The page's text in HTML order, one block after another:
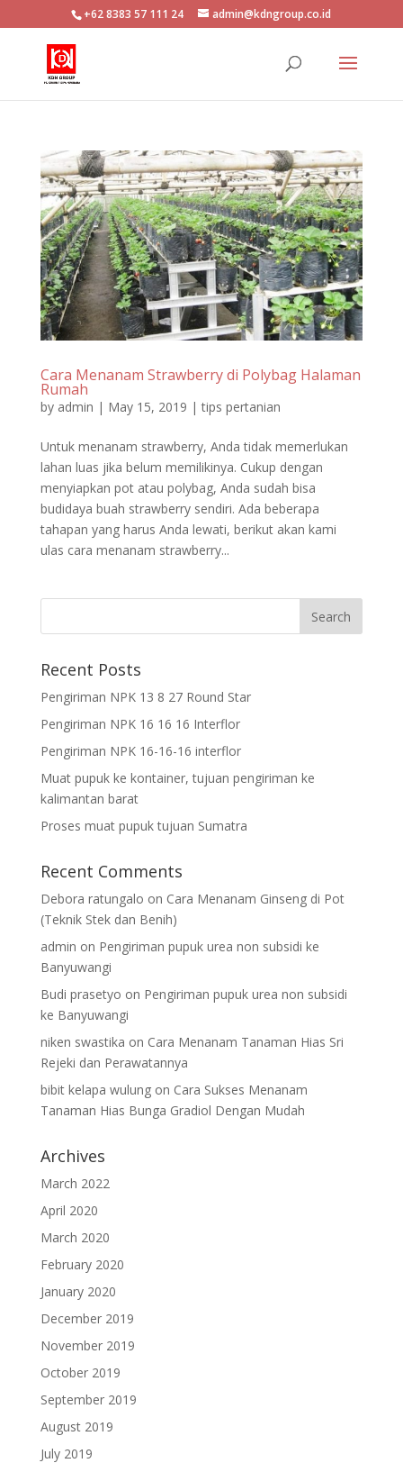
+62 8383 57 111 24 admin@kdngroup.co.id
Cara Menanam Strawberry di Polybag Halaman
Rumah
by admin | May 15, 2019 |tips pertanian
Untuk menanam strawberry, Anda tidak memerlukan
lahan luas jika belum memilikinya. Cukup dengan
menyiapkan pot atau polybag, Anda sudah bisa
budidaya buah strawberry sendiri. Ada beberapa
tahapan yang harus Anda lewati, berikut akan kami
ulas cara menanam strawberry...
Recent Posts
Pengiriman NPK 13 8 27 Round Star
Pengiriman NPK 16 16 16 Interflor
Pengiriman NPK 16-16-16 interflor
Muat pupuk ke kontainer, tujuan pengiriman ke
kalimantan barat
Proses muat pupuk tujuan Sumatra
Recent Comments
Debora ratungalo on Cara Menanam Ginseng di Pot
(Teknik Stek dan Benih)
admin on Pengiriman pupuk urea non subsidi ke
Banyuwangi
Budi prasetyo on Pengiriman pupuk urea non subsidi
ke Banyuwangi
niken swastika on Cara Menanam Tanaman Hias Sri
Rejeki dan Perawatannya
bibit kelapa wulungon Cara Sukses Menanam
Tanaman Hias Bunga Gradiol Dengan Mudah
Archives
March 2022
April 2020
March 2020
February 2020
January 2020
December 2019
November 2019
October 2019
September 2019
August 2019
July 2019